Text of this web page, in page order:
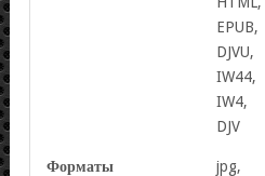
EPUB,
DJVU,
IW44,
IW4,
DJV
Форматы
jpg,